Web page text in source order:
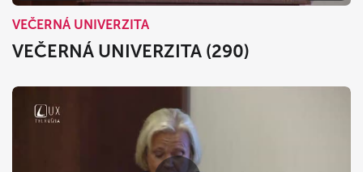
VEČERNÁ UNIVERZITA
VEČERNÁ UNIVERZITA (290)